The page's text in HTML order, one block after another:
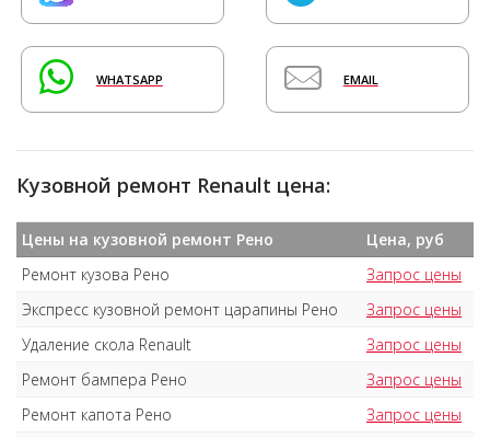
WHATSAPP EMAIL
Кузовной ремонт Renault цена:
Цены на кузовной ремонт Рено
Цена, руб
Ремонт кузова Рено
Запрос цены
Экспресс кузовной ремонт царапины Рено
Запрос цены
Удаление скола Renault
Запрос цены
Ремонт бампера Рено
Запрос цены
Ремонт капота Рено
Запрос цены